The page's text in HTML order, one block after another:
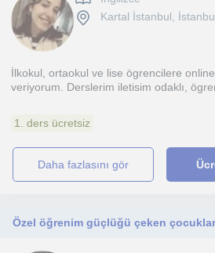
Kartal İstanbul,
İlkokul, ortaokul ve lise ögrencilere
veriyorum. Derslerim iletisim odaklı,
1. ders ücretsiz
daha fazlasını gör